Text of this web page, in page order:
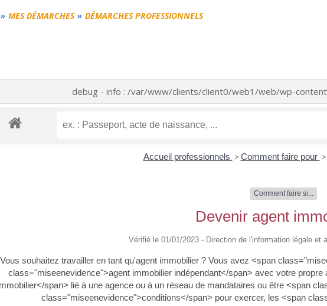
MES DÉMARCHES DÉMARCHES PROFESSIONNELS
debug - info : /var/www/clients/client0/web1/web/wp-
Accueil professionnels > Comment faire pour >
Comment faire si...
Devenir agent
Vérifié le 01/01/2023 - Direction de l'information légale et
Vous souhaitez travailler en tant qu'agent immobilier ? Vous avez <span
class="miseenevidence">agent immobilier indépendant</span> avec votre
span> lié à une agence ou à un réseau de mandataires ou être <span
class="miseenevidence">conditions</span> pour exercer, les <span